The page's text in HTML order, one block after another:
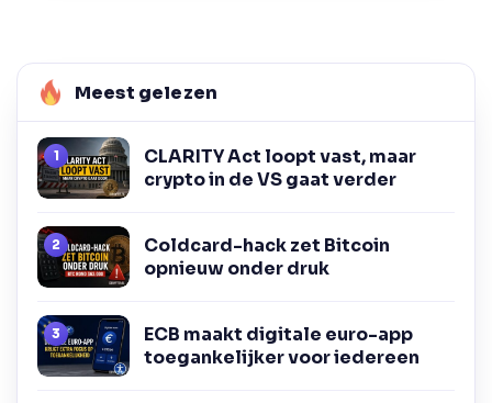
Meest gelezen
CLARITY Act loopt vast, maar
crypto in de VS gaat verder
Coldcard-hack zet Bitcoin
opnieuw onder druk
ECB maakt digitale euro-app
toegankelijker voor iedereen